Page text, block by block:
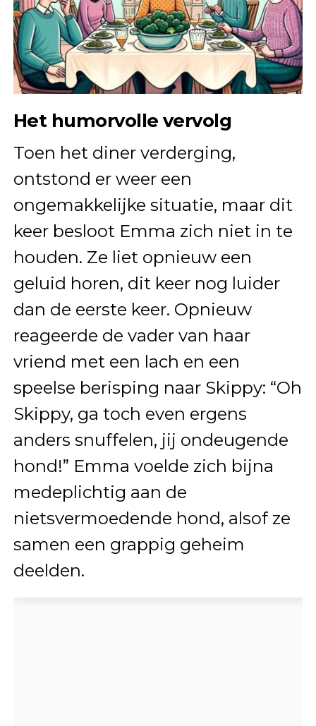
Het humorvolle vervolg
Toen het diner verderging,
ontstond er weer een
ongemakkelijke situatie, maar dit
keer besloot Emma zich niet in te
houden. Ze liet opnieuw een
geluid horen, dit keer nog luider
dan de eerste keer. Opnieuw
reageerde de vader van haar
vriend met een lach en een
speelse berisping naar Skippy: “Oh
Skippy, ga toch even ergens
anders snuffelen, jij ondeugende
hond!” Emma voelde zich bijna
medeplichtig aan de
nietsvermoedende hond, alsof ze
samen een grappig geheim
deelden.